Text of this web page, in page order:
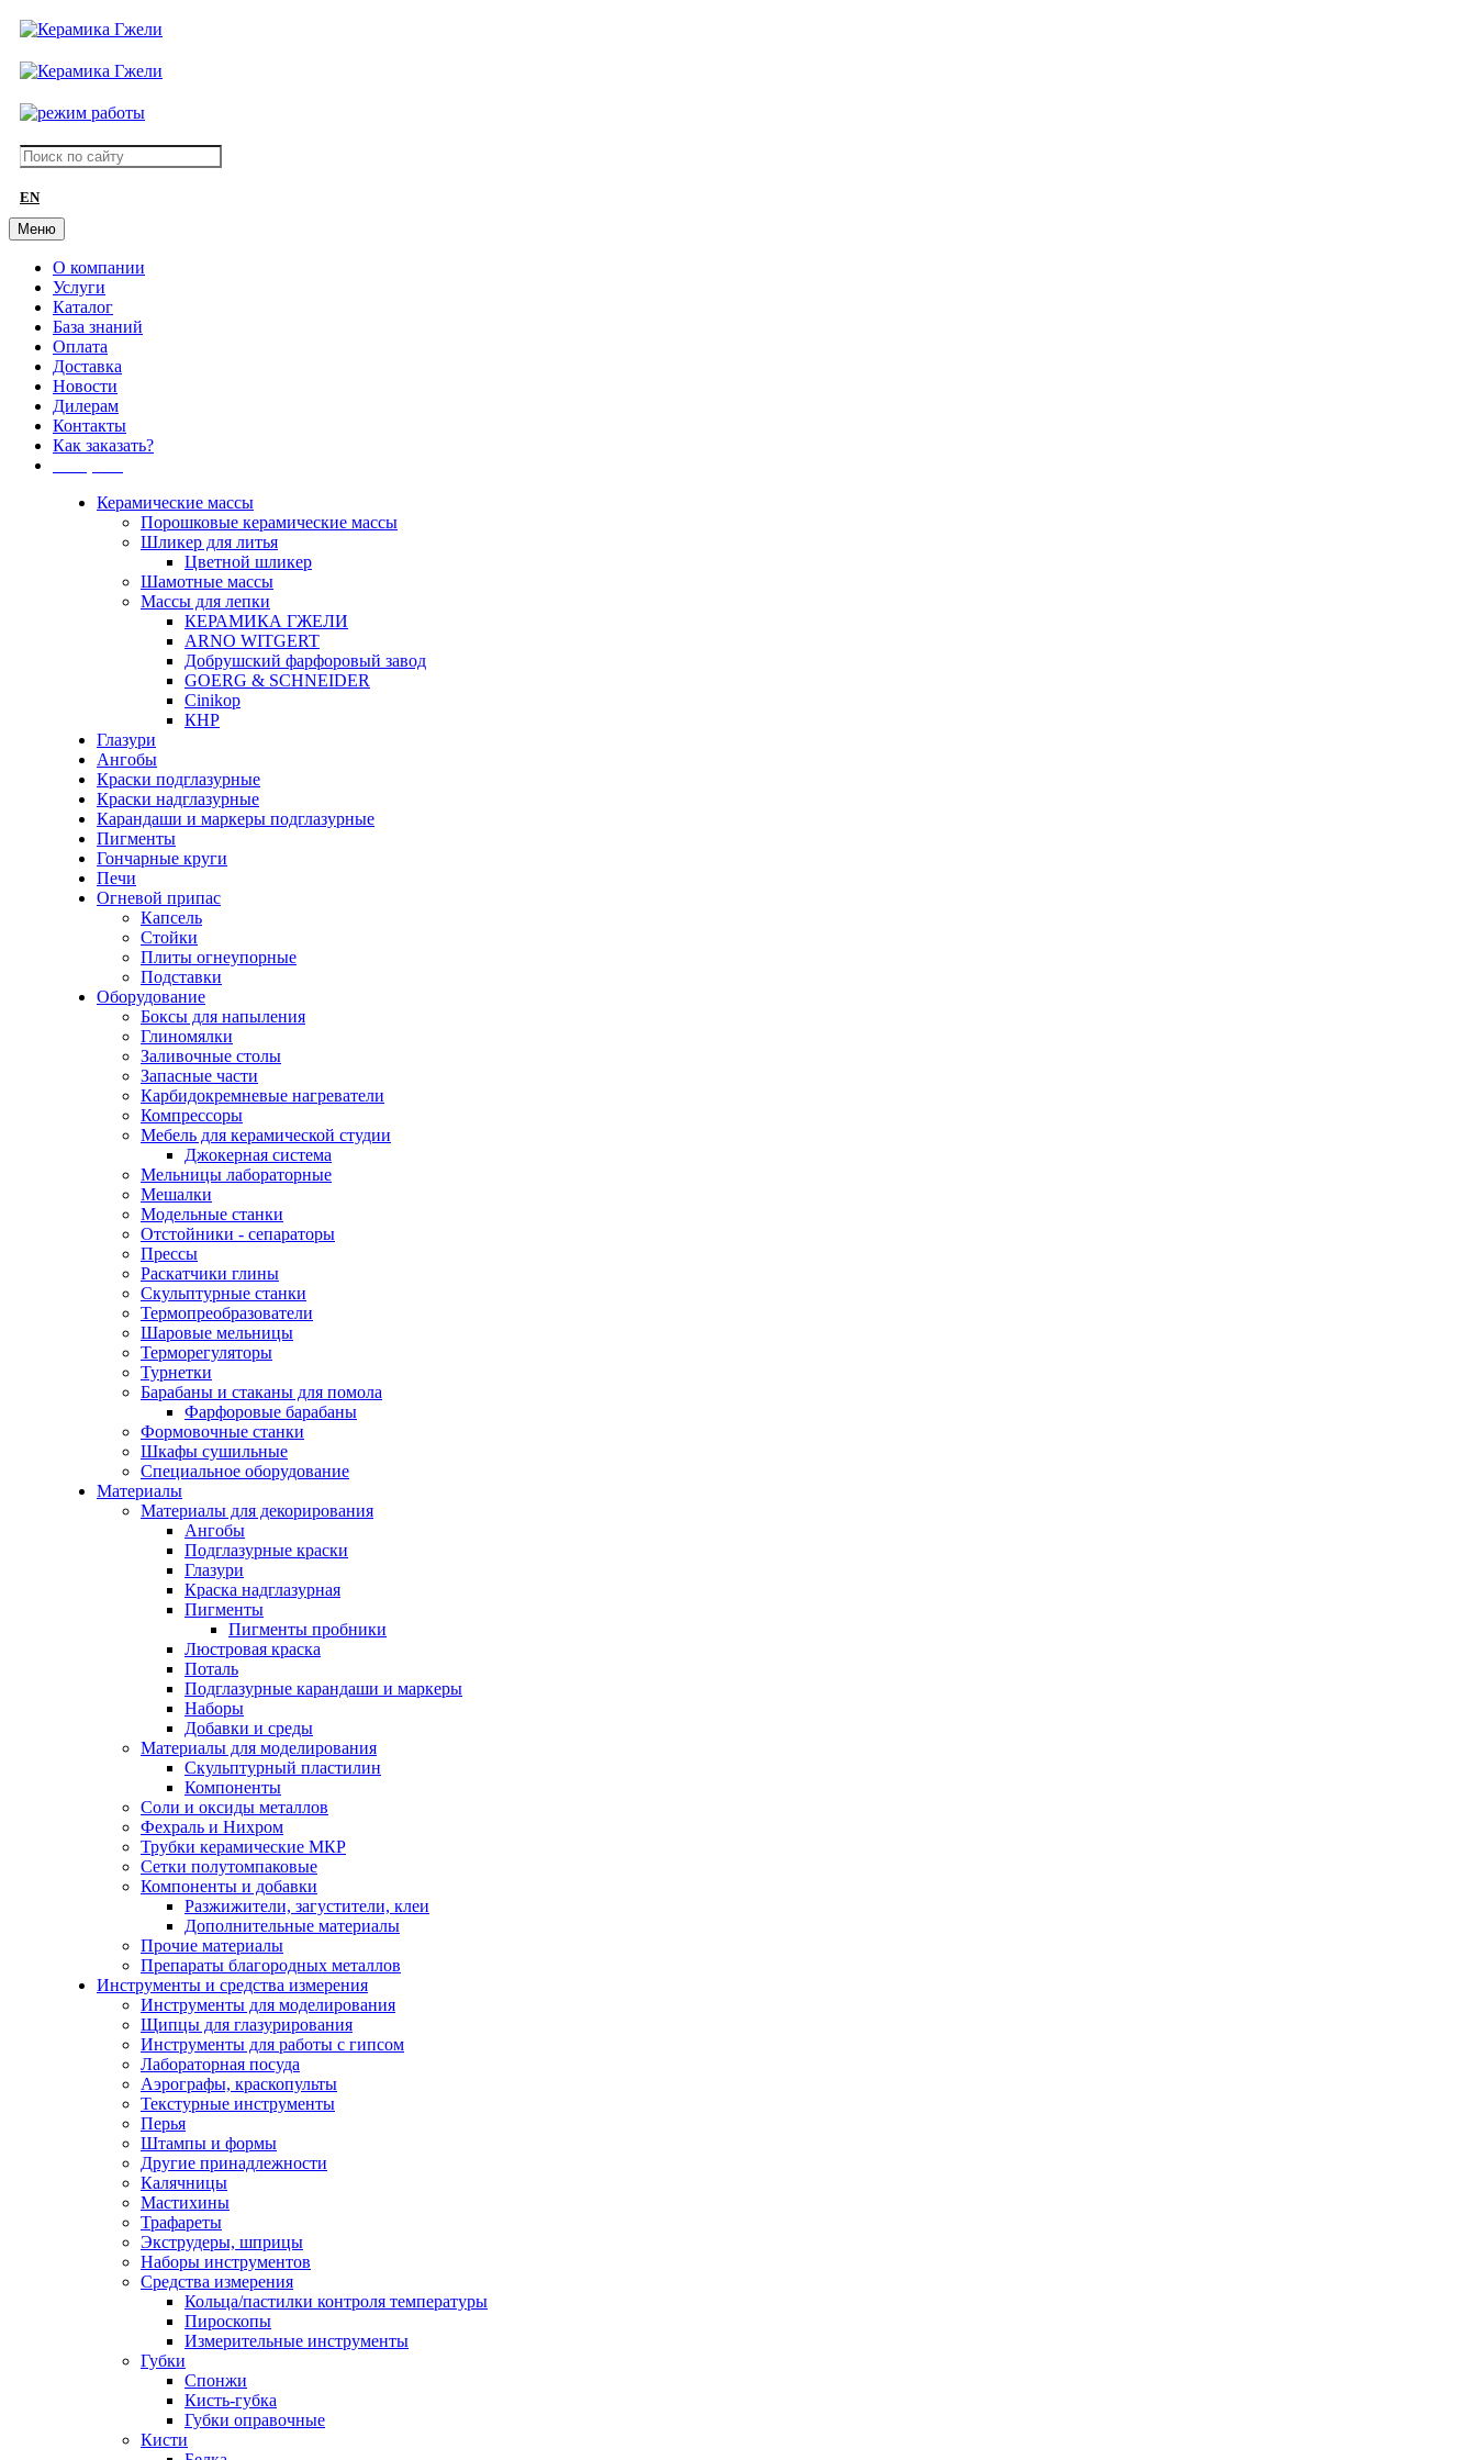
EN
Меню
О компании
Услуги
Каталог
База знаний
Оплата
Доставка
Новости
Дилерам
Контакты
Как заказать?
Керамические массы
Порошковые керамические массы
Шликер для литья
Цветной шликер
Шамотные массы
Массы для лепки
КЕРАМИКА ГЖЕЛИ
ARNO WITGERT
Добрушский фарфоровый завод
GOERG & SCHNEIDER
Cinikop
КНР
Глазури
Ангобы
Краски подглазурные
Краски надглазурные
Карандаши и маркеры подглазурные
Пигменты
Гончарные круги
Печи
Огневой припас
Капсель
Стойки
Плиты огнеупорные
Подставки
Оборудование
Боксы для напыления
Глиномялки
Заливочные столы
Запасные части
Карбидокремневые нагреватели
Компрессоры
Мебель для керамической студии
Джокерная система
Мельницы лабораторные
Мешалки
Модельные станки
Отстойники - сепараторы
Прессы
Раскатчики глины
Скульптурные станки
Термопреобразователи
Шаровые мельницы
Терморегуляторы
Турнетки
Барабаны и стаканы для помола
Фарфоровые барабаны
Формовочные станки
Шкафы сушильные
Специальное оборудование
Материалы
Материалы для декорирования
Ангобы
Подглазурные краски
Глазури
Краска надглазурная
Пигменты
Пигменты пробники
Люстровая краска
Поталь
Подглазурные карандаши и маркеры
Наборы
Добавки и среды
Материалы для моделирования
Скульптурный пластилин
Компоненты
Соли и оксиды металлов
Фехраль и Нихром
Трубки керамические МКР
Сетки полутомпаковые
Компоненты и добавки
Разжижители, загустители, клеи
Дополнительные материалы
Прочие материалы
Препараты благородных металлов
Инструменты и средства измерения
Инструменты для моделирования
Щипцы для глазурирования
Инструменты для работы с гипсом
Лабораторная посуда
Аэрографы, краскопульты
Текстурные инструменты
Перья
Штампы и формы
Другие принадлежности
Калячницы
Мастихины
Трафареты
Экструдеры, шприцы
Наборы инструментов
Средства измерения
Кольца/пастилки контроля температуры
Пироскопы
Измерительные инструменты
Губки
Спонжи
Кисть-губка
Губки оправочные
Кисти